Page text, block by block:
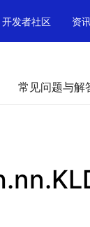
开发者社区 资
常见问题与解